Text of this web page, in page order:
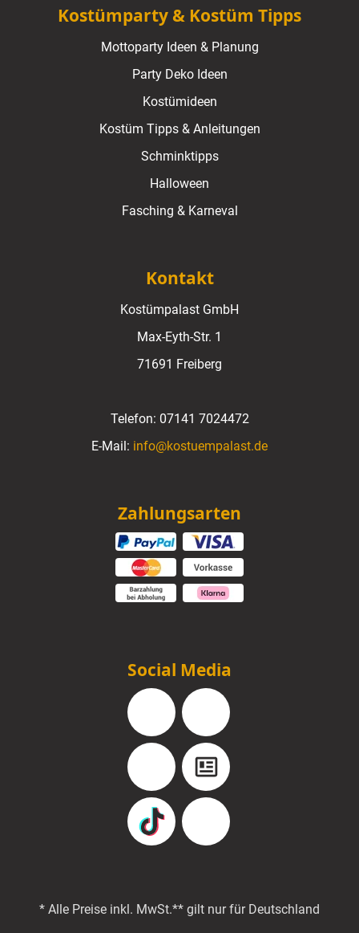
Kostümparty & Kostüm Tipps
Mottoparty Ideen & Planung
Party Deko Ideen
Kostümideen
Kostüm Tipps & Anleitungen
Schminktipps
Halloween
Fasching & Karneval
Kontakt
Kostümpalast GmbH
Max-Eyth-Str. 1
71691 Freiberg
Telefon: 07141 7024472
E-Mail: info@kostuempalast.de
Zahlungsarten
Social Media
Facebook Instagram
YouTube Blog
TikTok Pinterest
* Alle Preise inkl. MwSt.** gilt nur für Deutschland